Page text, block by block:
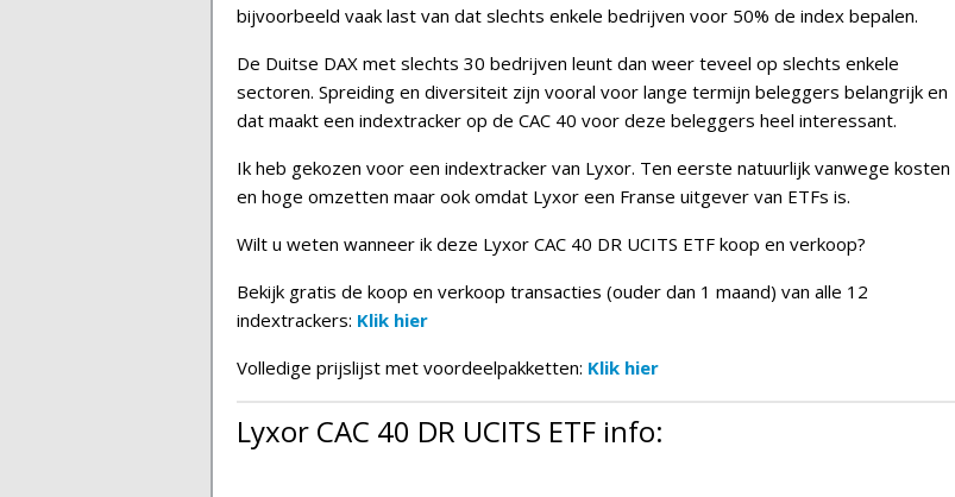
bijvoorbeeld vaak last van dat slechts enkele bedrijven voor 50% de index bepalen.
De Duitse DAX met slechts 30 bedrijven leunt dan weer teveel op slechts enkele
sectoren. Spreiding en diversiteit zijn vooral voor lange termijn beleggers belangrijk en
dat maakt een indextracker op de CAC 40 voor deze beleggers heel interessant.
Ik heb gekozen voor een indextracker van Lyxor. Ten eerste natuurlijk vanwege kosten
en hoge omzetten maar ook omdat Lyxor een Franse uitgever van ETFs is.
Wilt u weten wanneer ik deze Lyxor CAC 40 DR UCITS ETF koop en verkoop?
Bekijk gratis de koop en verkoop transacties (ouder dan 1 maand) van alle 12
indextrackers: Klik hier
Volledige prijslijst met voordeelpakketten: Klik hier
Lyxor CAC 40 DR UCITS ETF info: